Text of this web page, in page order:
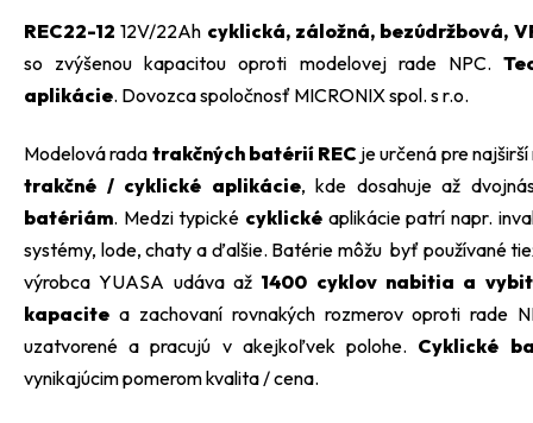
REC22-12 12V/22Ah cyklická, záložná, bezúdržbová,
so zvýšenou kapacitou oproti modelovej rade NPC.
aplikácie. Dovozca spoločnosť MICRONIX spol. s r.o.
Modelová rada trakčných batérií REC je určená pre
trakčné / cyklické aplikácie, kde dosahuje až
batériám. Medzi typické cyklické aplikácie patrí napr.
systémy, lode, chaty a ďalšie. Batérie môžu byť používané
výrobca YUASA udáva až 1400 cyklov nabitia a
kapacite a zachovaní rovnakých rozmerov oproti rade
uzatvorené a pracujú v akejkoľvek polohe. Cyklické
vynikajúcim pomerom kvalita / cena.